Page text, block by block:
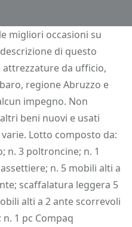
migliori occasioni su
di questo
da ufficio,
regione Abruzzo e
impegno. Non
beni nuovi e usati
Lotto composto da:
n. 3 poltroncine; n. 1
n. 5 mobili alti a
scaffalatura leggera 5
alti a 2 ante scorrevoli
1 pc Compaq